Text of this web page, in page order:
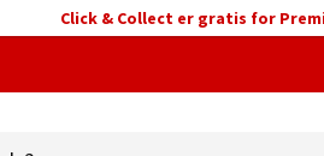
Click & Collect er gratis for